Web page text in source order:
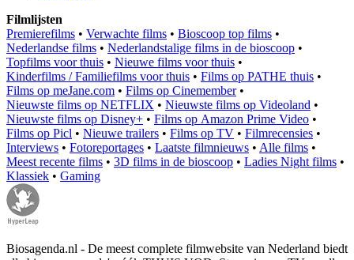
Filmlijsten
Premierefilms • Verwachte films • Bioscoop top films •
Nederlandse films • Nederlandstalige films in de bioscoop •
Topfilms voor thuis • Nieuwe films voor thuis •
Kinderfilms / Familiefilms voor thuis • Films op PATHE thuis •
Films op meJane.com • Films op Cinemember•
Nieuwste films op NETFLIX • Nieuwste films op Videoland •
Nieuwste films op Disney+ • Films op Amazon Prime Video •
Films op Picl • Nieuwe trailers • Films op TV • Filmrecensies •
Interviews • Fotoreportages • Laatste filmnieuws • Alle films •
Meest recente films • 3D films in de bioscoop • Ladies Night films •
Klassiek • Gaming
Biosagenda.nl - De meest complete filmwebsite van Nederland biedt